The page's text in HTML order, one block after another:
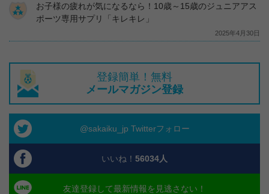
お子様の疲れが気になるなら！10歳～15歳のジュニアアス
ポーツ専用サプリ「キレキレ」
2025年4月30日
登録簡単！無料
メールマガジン登録
@sakaiku_jp Twitterフォロー
いいね！ 56034人
友達登録して最新情報を見逃さない！